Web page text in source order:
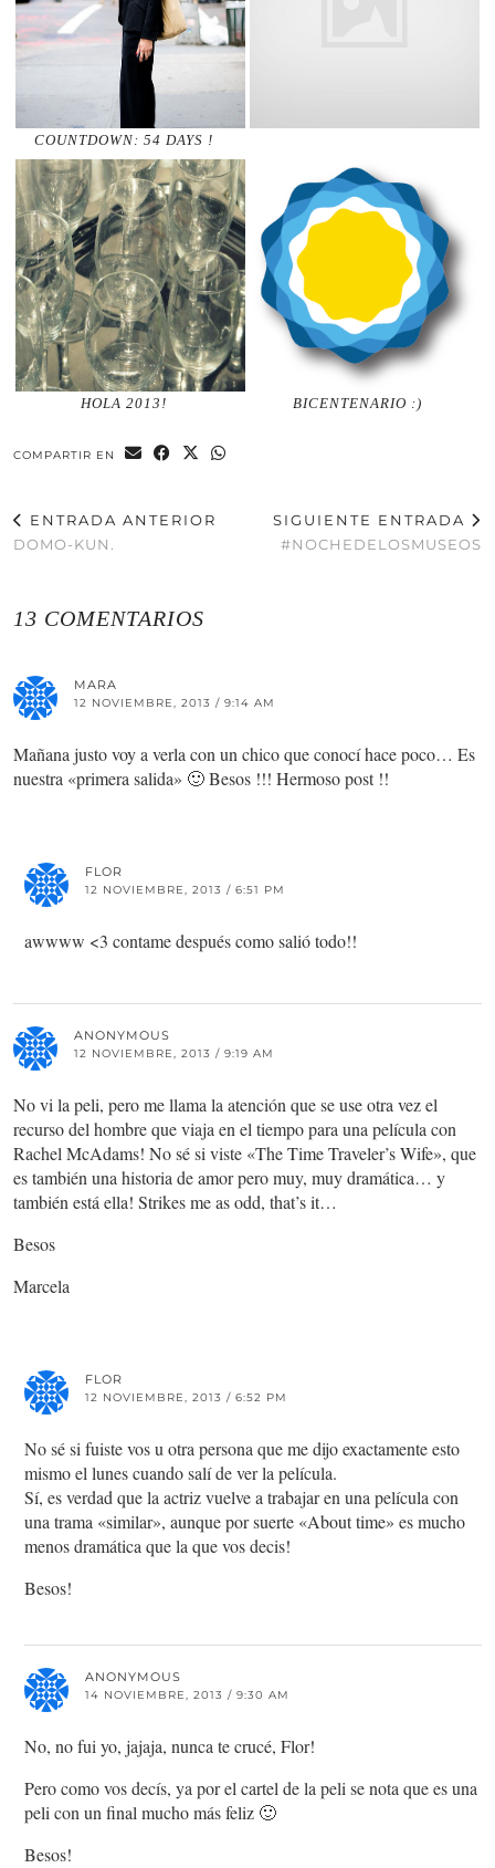
COUNTDOWN: 54 DAYS !
HOLA 2013! BICENTENARIO :)
COMPARTIR EN
ENTRADA ANTERIOR
DOMO-KUN.
SIGUIENTE ENTRADA
#NOCHEDELOSMUSEOS
13 COMENTARIOS
MARA
12 NOVIEMBRE, 2013 / 9:14 AM
Mañana justo voy a verla con un chico que conocí hace poco… Es
nuestra «primera salida» 🙂 Besos !!! Hermoso post !!
FLOR
12 NOVIEMBRE, 2013 / 6:51 PM
awwww <3 contame después como salió todo!!
ANONYMOUS
12 NOVIEMBRE, 2013 / 9:19 AM
No vi la peli, pero me llama la atención que se use otra vez el
recurso del hombre que viaja en el tiempo para una película con
Rachel McAdams! No sé si viste «The Time Traveler’s Wife», que
es también una historia de amor pero muy, muy dramática… y
también está ella! Strikes me as odd, that’s it…
Besos
Marcela
FLOR
12 NOVIEMBRE, 2013 / 6:52 PM
No sé si fuiste vos u otra persona que me dijo exactamente esto
mismo el lunes cuando salí de ver la película.
Sí, es verdad que la actriz vuelve a trabajar en una película con
una trama «similar», aunque por suerte «About time» es mucho
menos dramática que la que vos decis!
Besos!
ANONYMOUS
14 NOVIEMBRE, 2013 / 9:30 AM
No, no fui yo, jajaja, nunca te crucé, Flor!
Pero como vos decís, ya por el cartel de la peli se nota que es una
peli con un final mucho más feliz 🙂
Besos!